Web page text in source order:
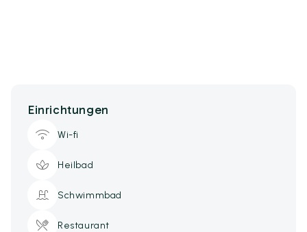
Einrichtungen
Wi-fi
Heilbad
Schwimmbad
Restaurant